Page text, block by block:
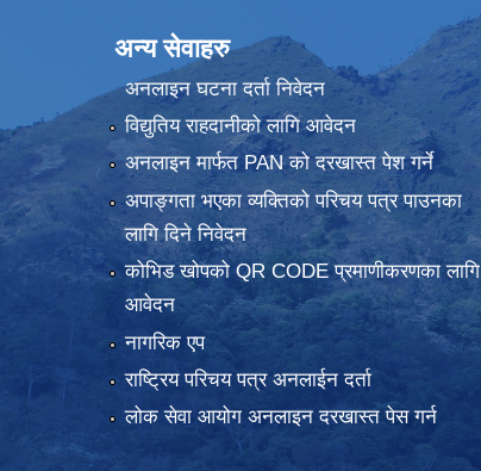
अन्य सेवाहरु
अनलाइन घटना दर्ता निवेदन
विद्युतिय राहदानीको लागि आवेदन
अनलाइन मार्फत PAN को दरखास्त पेश गर्ने
अपाङ्गता भएका व्यक्तिको परिचय पत्र पाउनका
लागि दिने निवेदन
कोभिड खोपको QR CODE प्रमाणीकरणका लागि
आवेदन
नागरिक एप
राष्ट्रिय परिचय पत्र अनलाईन दर्ता
लोक सेवा आयोग अनलाइन दरखास्त पेस गर्न